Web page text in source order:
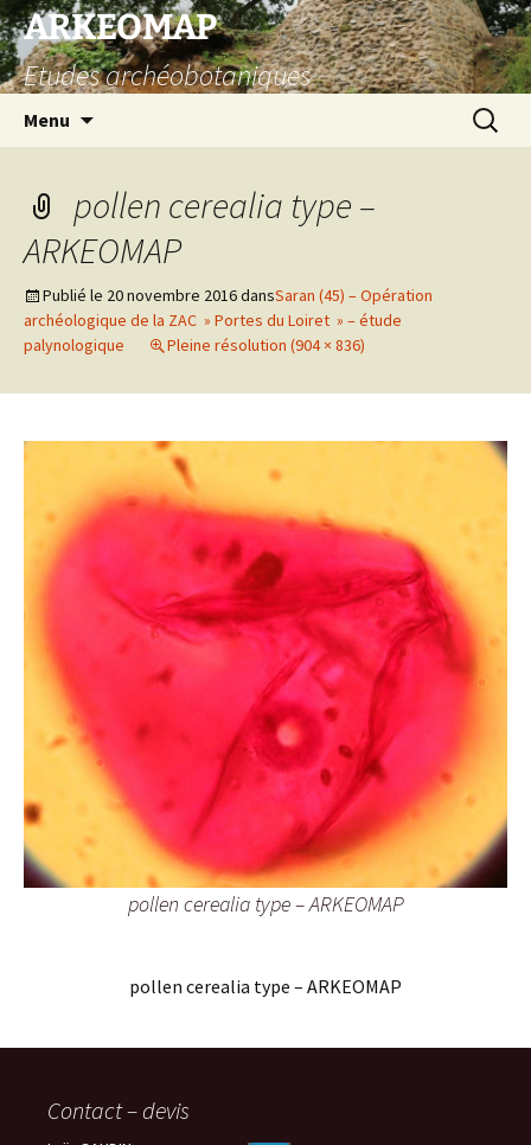
Aller
au
contenu
ARKEOMAP
Etudes archéobotaniques
Menu
pollen cerealia type –
ARKEOMAP
Publié le 20 novembre 2016dansSaran (45) – Opération
archéologique de la ZAC » Portes du Loiret » – étude
palynologique
Pleine résolution (904 × 836)
pollen cerealia type – ARKEOMAP
pollen cerealia type – ARKEOMAP
Contact – devis